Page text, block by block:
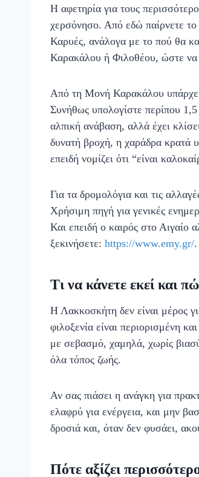
Η αφετηρία για τους
χερσόνησο. Από εδώ παίρνετε το
Καρυές, ανάλογα με το πού θα
Καρακάλου ή Φιλοθέου, ώστε να
Από τη Μονή Καρακάλου
Συνήθως υπολογίστε περίπου
αλπική ανάβαση, αλλά έχει
δυνατή βροχή, η χαράδρα κρατά
επειδή νομίζει ότι “είναι
Για τα δρομολόγια και τις
Χρήσιμη πηγή για γενικές
Και επειδή ο καιρός στο Αιγαίο
ξεκινήσετε: https://www.emy.gr/.
Τι να κάνετε εκεί και
Η Λακκοσκήτη δεν είναι μέρος
φιλοξενία είναι περιορισμένη
με σεβασμό, χαμηλά, χωρίς
όλα τόπος ζωής.
Αν σας πιάσει η ανάγκη για
ελαφρύ για ενέργεια, και μην
δροσιά και, όταν δεν φυσάει,
Πότε αξίζει